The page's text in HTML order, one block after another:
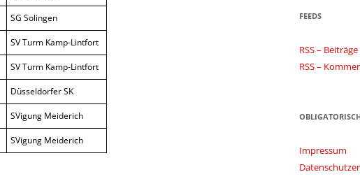
SG Solingen
SV Turm Kamp-Lintfort
SV Turm Kamp-Lintfort
Düsseldorfer SK
SVigung Meiderich
SVigung Meiderich
FEEDS
RSS – Beiträge
RSS –
Impressum